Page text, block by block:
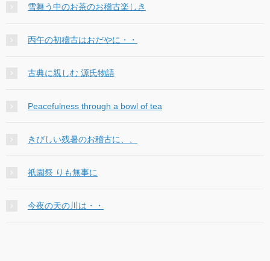
雪舞う中のお茶のお稽古楽しき
丙午の初稽古はおだやに・・
古典に親しむ 源氏物語
Peacefulness through a bowl of tea
きびしい残暑のお稽古に、、
祇園祭 りも無事に
今夜の天の川は・・